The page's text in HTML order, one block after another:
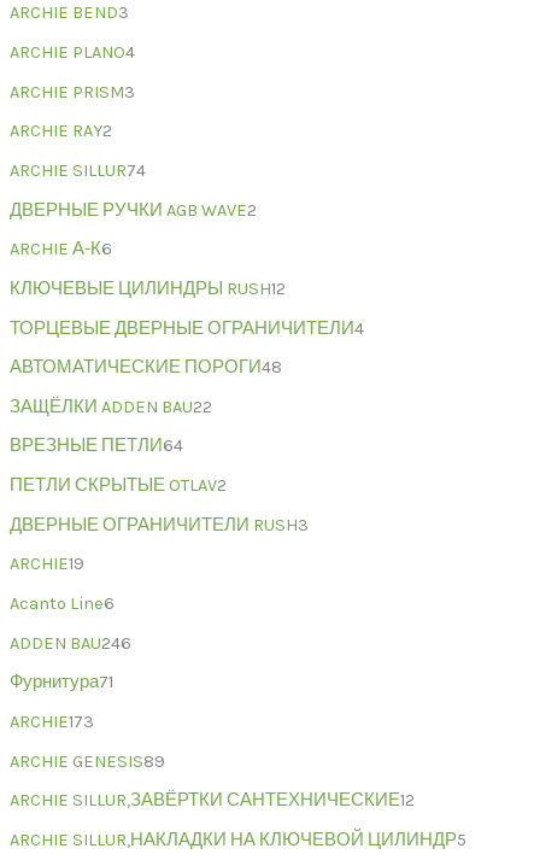
ARCHIE BEND3
ARCHIE PLANO4
ARCHIE PRISM3
ARCHIE RAY2
ARCHIE SILLUR74
ДВЕРНЫЕ РУЧКИ AGB WAVE2
ARCHIE А-К6
КЛЮЧЕВЫЕ ЦИЛИНДРЫ RUSH12
ТОРЦЕВЫЕ ДВЕРНЫЕ ОГРАНИЧИТЕЛИ4
АВТОМАТИЧЕСКИЕ ПОРОГИ48
ЗАЩЁЛКИ ADDEN BAU22
ВРЕЗНЫЕ ПЕТЛИ64
ПЕТЛИ СКРЫТЫЕ OTLAV2
ДВЕРНЫЕ ОГРАНИЧИТЕЛИ RUSH3
ARCHIE19
Acanto Line6
ADDEN BAU246
Фурнитура71
ARCHIE173
ARCHIE GENESIS89
ARCHIE SILLUR,ЗАВЁРТКИ САНТЕХНИЧЕСКИЕ12
ARCHIE SILLUR,НАКЛАДКИ НА КЛЮЧЕВОЙ ЦИЛИНДР5